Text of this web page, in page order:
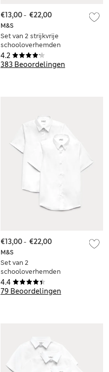
4.2
383 Beoordelingen
M&S
Set van 2 strijkvrije
schooloverhemden
voor jongens (2-18
jaar)
€13,00- €22,00
4.4
79 Beoordelingen
M&S
Set van 2
schooloverhemden
met stretch en
skinny pasvorm voor
€13,00- €22,00